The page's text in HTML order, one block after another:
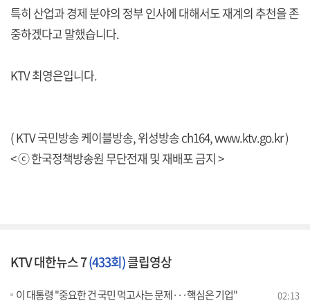
특히 산업과 경제 분야의 정부 인사에 대해서도 재계의 추천을 존
중하겠다고 말했습니다.
KTV 최영은입니다.
( KTV 국민방송 케이블방송, 위성방송 ch164,www.ktv.go.kr)
< ⓒ 한국정책방송원 무단전재 및 재배포 금지 >
KTV 대한뉴스 7(433회)클립영상
이 대통령 "중요한 건 국민 먹고사는 문제···핵심은 기업" 02:13